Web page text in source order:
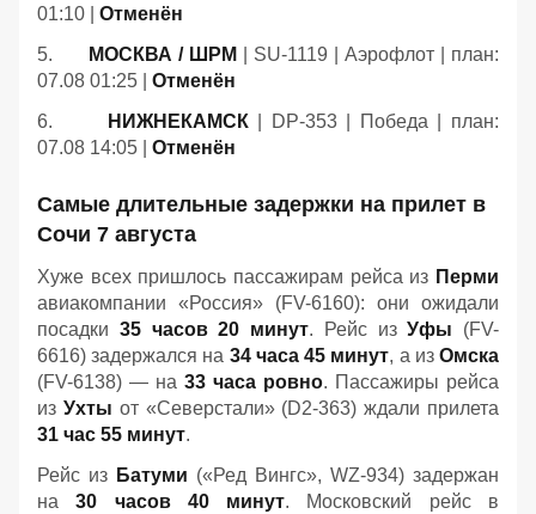
01:10 | Отменён
5.
МОСКВА / ШРМ
| SU-1119 | Аэрофлот | план:
07.08 01:25 | Отменён
6.
НИЖНЕКАМСК| DP-353 | Победа | план:
07.08 14:05 | Отменён
Самые длительные задержки на прилет в
Сочи 7 августа
Хуже всех пришлось пассажирам рейса из Перми
авиакомпании «Россия» (FV-6160): они ожидали
посадки 35 часов 20 минут. Рейс изУфы (FV-
6616) задержался на 34 часа 45 минут, а изОмска
(FV-6138) — на 33 часа ровно. Пассажиры рейса
из Ухты от «Северстали» (D2-363) ждали прилета
31 час 55 минут.
Рейс из Батуми («Ред Вингс», WZ-934) задержан
на30 часов 40 минут. Московский рейс в